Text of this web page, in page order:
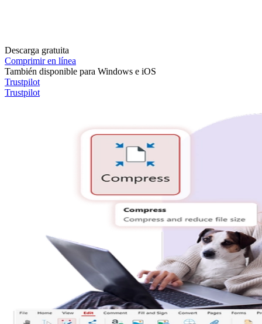
Descarga gratuita
Comprimir en línea
También disponible para Windows e iOS
Trustpilot
Trustpilot